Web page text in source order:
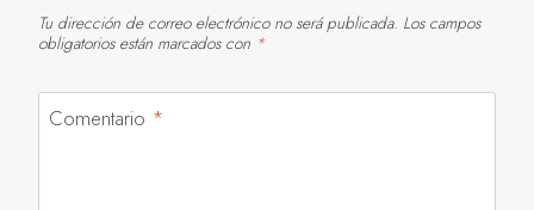
Tu dirección de correo electrónico no será publicada. Los campos
obligatorios están marcados con *
Comentario *